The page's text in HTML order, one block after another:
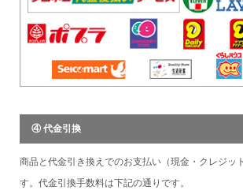
④ 代金引換
商品と代金引き換えでのお支払い（現金・クレジッ
す。代金引換手数料は下記の通りです。